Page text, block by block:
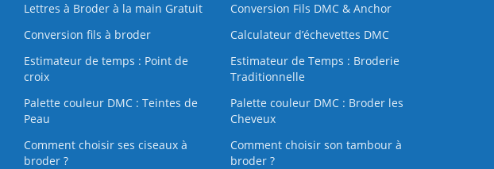
Lettres à Broder à la main Gratuit
Conversion Fils DMC & Anchor
Conversion fils à broder
Calculateur d’échevettes DMC
Estimateur de temps : Point de
croix
Estimateur de Temps : Broderie
Traditionnelle
Palette couleur DMC : Teintes de
Peau
Palette couleur DMC : Broder les
Cheveux
Comment choisir ses ciseaux à
broder ?
Comment choisir son tambour à
broder ?